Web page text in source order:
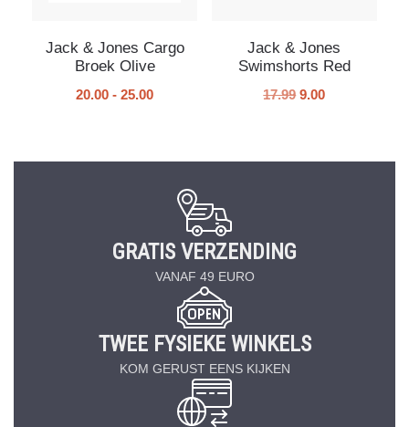
Jack & Jones Cargo
Broek Olive
20.00 - 25.00
Jack & Jones
Swimshorts Red
17.99 9.00
GRATIS VERZENDING
VANAF 49 EURO
TWEE FYSIEKE WINKELS
KOM GERUST EENS KIJKEN